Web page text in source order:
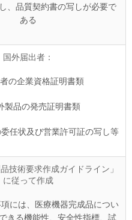
、品質契約書の写しが必要で
ある
国外届出者：
の企業資格証明書類
製品の発売証明書類
任状及び営業許可証の写し等
技術要求作成ガイドライン」
に従って作成
には、医療機器完成品につい
きる機能性、安全性指標、試